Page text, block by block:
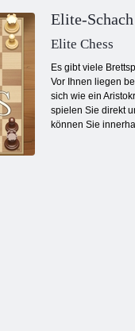
Mahjong
Fortuna
Elite-Schach
Elite Chess
Es gibt viele
Vor Ihnen liegen
sich wie ein
spielen Sie direkt
können Sie